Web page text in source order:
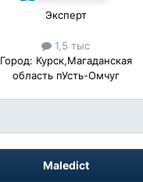
Эксперт
1,5 тыс
Город: Курск,Магаданская
область пУсть-Омчуг
Maledict